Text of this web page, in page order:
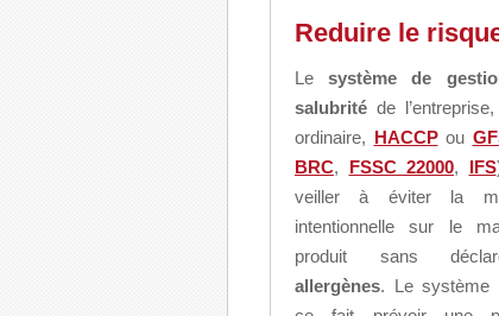
Reduire le
Lesystème de
salubrité de
ordinaire, HACCPou
BRC, FSSC 22000, IFS
veiller à éviter la
intentionnelle sur le
produit sans
allergènes. Le système